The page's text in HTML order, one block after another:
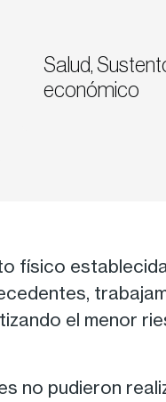
Salud,
económico
físico
el menor
no pudieron